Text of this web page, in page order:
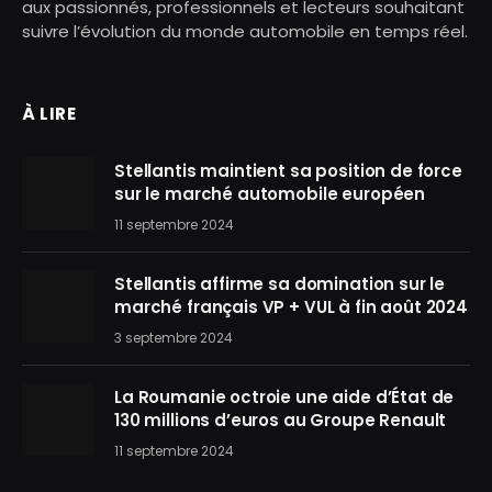
aux passionnés, professionnels et lecteurs souhaitant
suivre l’évolution du monde automobile en temps réel.
À LIRE
Stellantis maintient sa position de force
sur le marché automobile européen
11 septembre 2024
Stellantis affirme sa domination sur le
marché français VP + VUL à fin août 2024
3 septembre 2024
La Roumanie octroie une aide d’État de
130 millions d’euros au Groupe Renault
11 septembre 2024